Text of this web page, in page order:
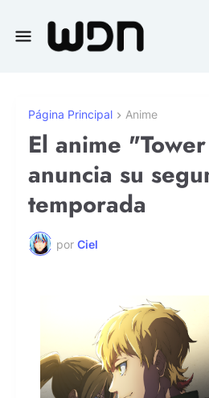
Página Principal Anime
El anime
anuncia su
temporada
por Ciel